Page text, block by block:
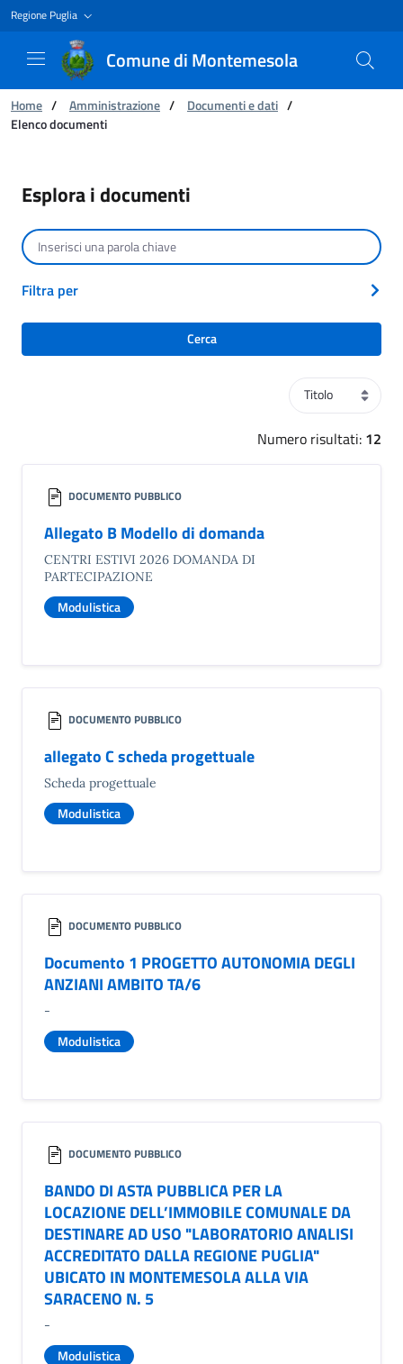
Regione Puglia
Comune di Montemesola
Ti trovi in:
Home / Amministrazione / Documenti e dati /
Elenco documenti
Esplora i documenti
Ordinamento
Numero risultati: 12
DOCUMENTO PUBBLICO
Allegato B Modello di domanda
CENTRI ESTIVI 2026 DOMANDA DI
PARTECIPAZIONE
Modulistica
DOCUMENTO PUBBLICO
allegato C scheda progettuale
Scheda progettuale
Modulistica
DOCUMENTO PUBBLICO
Documento 1 PROGETTO AUTONOMIA DEGLI
ANZIANI AMBITO TA/6
-
Modulistica
DOCUMENTO PUBBLICO
BANDO DI ASTA PUBBLICA PER LA
LOCAZIONE DELL’IMMOBILE COMUNALE DA
DESTINARE AD USO "LABORATORIO ANALISI
ACCREDITATO DALLA REGIONE PUGLIA"
UBICATO IN MONTEMESOLA ALLA VIA
SARACENO N. 5
-
Modulistica
Cerca per testo
Filtra per
Cerca